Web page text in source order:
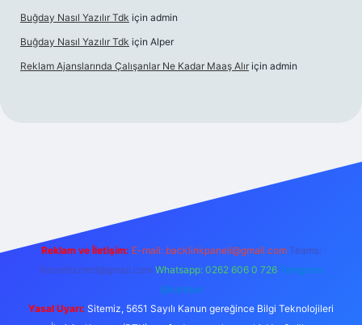
Buğday Nasıl Yazılır Tdk için admin
Buğday Nasıl Yazılır Tdk için Alper
Reklam Ajanslarında Çalışanlar Ne Kadar Maaş Alır için admin
Reklam ve İletişim: E-mail: backlinkpaneli@gmail.com Teams:
forumhizmeti@gmail.com Whatsapp: 0262 606 0 726 Telegram:
@karabul
Yasal Uyarı: Sitemiz, 5651 Sayılı Kanun gereğince Bilgi Teknolojileri